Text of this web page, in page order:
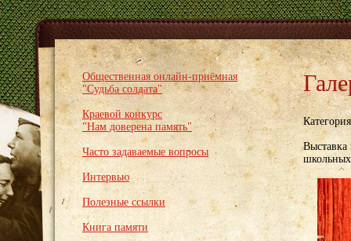
Общественная онлайн-приёмная
"Судьба солдата"
Краевой конкурс
"Нам доверена память"
Часто задаваемые вопросы
Интервью
Полезные ссылки
Книга памяти
Выставка